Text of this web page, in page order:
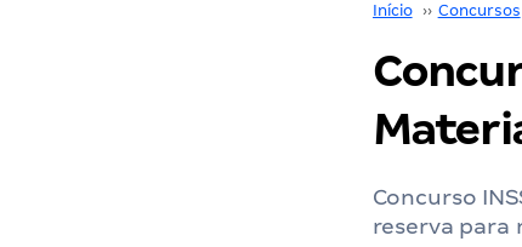
Início ›› Concursos
Concurso
reserva para